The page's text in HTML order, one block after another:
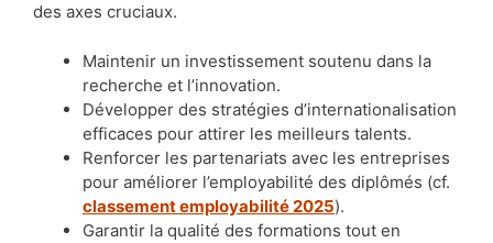
des axes cruciaux.
Maintenir un investissement soutenu dans la
recherche et l’innovation.
Développer des stratégies d’internationalisation
efficaces pour attirer les meilleurs talents.
Renforcer les partenariats avec les entreprises
pour améliorer l’employabilité des diplômés (cf.
classement employabilité 2025).
Garantir la qualité des formations tout en